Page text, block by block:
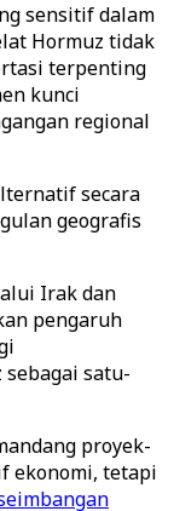
sensitif dalam
Hormuz tidak
terpenting
kunci
regional
secara
geografis
Irak dan
pengaruh
satu-
proyek-
ekonomi, tetapi